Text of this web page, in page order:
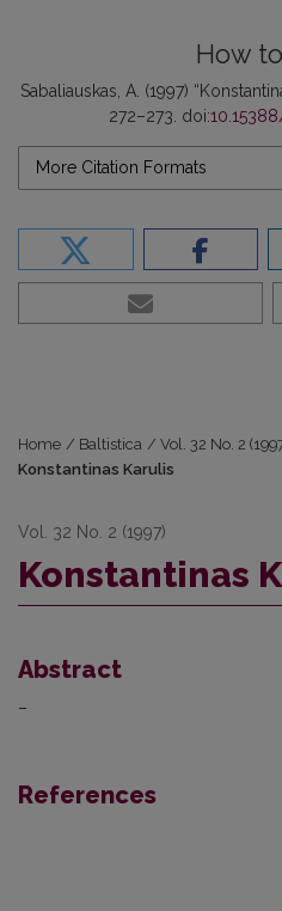
How
Sabaliauskas, A. (1997)
272–273. doi:
More Citation Formats
Home / Baltistica / Vol. 32 No. 2
Konstantinas Karulis
Vol. 32 No. 2 (1997)
Konstantinas
Abstract
–
References